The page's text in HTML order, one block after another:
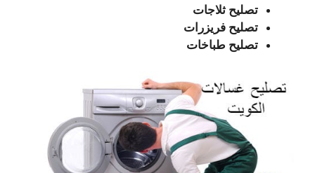
تصليح ثلاجات
تصليح فريزرات
تصليح طباخات